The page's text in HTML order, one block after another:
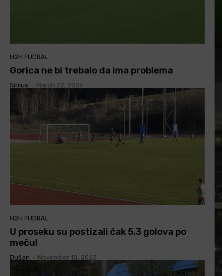
H2H FUDBAL
Gorica ne bi trebalo da ima problema
Sirijus March 22, 2024
H2H FUDBAL
U proseku su postizali čak 5,3 golova po
meču!
Dušan November 18, 2023